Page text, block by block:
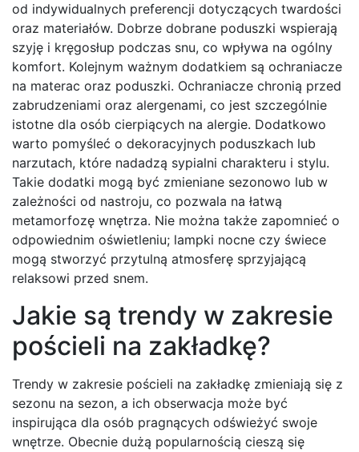
od indywidualnych preferencji dotyczących twardości
oraz materiałów. Dobrze dobrane poduszki wspierają
szyję i kręgosłup podczas snu, co wpływa na ogólny
komfort. Kolejnym ważnym dodatkiem są ochraniacze
na materac oraz poduszki. Ochraniacze chronią przed
zabrudzeniami oraz alergenami, co jest szczególnie
istotne dla osób cierpiących na alergie. Dodatkowo
warto pomyśleć o dekoracyjnych poduszkach lub
narzutach, które nadadzą sypialni charakteru i stylu.
Takie dodatki mogą być zmieniane sezonowo lub w
zależności od nastroju, co pozwala na łatwą
metamorfozę wnętrza. Nie można także zapomnieć o
odpowiednim oświetleniu; lampki nocne czy świece
mogą stworzyć przytulną atmosferę sprzyjającą
relaksowi przed snem.
Jakie są trendy w zakresie
pościeli na zakładkę?
Trendy w zakresie pościeli na zakładkę zmieniają się z
sezonu na sezon, a ich obserwacja może być
inspirująca dla osób pragnących odświeżyć swoje
wnętrze. Obecnie dużą popularnością cieszą się